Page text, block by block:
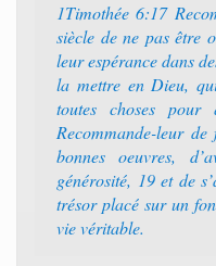
1Timothée 6:17
siècle de ne pas être
leur espérance dans
la mettre en Dieu,
toutes choses
Recommande-leur
bonnes oeuvres,
générosité, 19 et de
trésor placé sur un
vie véritable.